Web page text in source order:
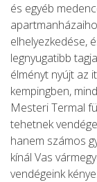
és egyéb
elhelyezkedése,
legnyugatibb
élményt nyújt az
kempingben,
Mesteri Termal
tehetnek
hanem számos
kínál Vas
vendégeink